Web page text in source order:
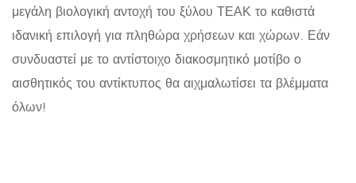
μεγάλη βιολογική αντοχή του ξύλου ΤΕΑΚ το καθιστά
ιδανική επιλογή για πληθώρα χρήσεων και χώρων. Εάν
συνδυαστεί με το αντίστοιχο διακοσμητικό μοτίβο ο
αισθητικός του αντίκτυπος θα αιχμαλωτίσει τα βλέμματα
όλων!